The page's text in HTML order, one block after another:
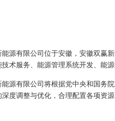
源有限公司位于安徽，安徽双赢
技术服务、能源管理系统开发、能
能源有限公司将根据党中央和国务
深度调整与优化，合理配置各项资